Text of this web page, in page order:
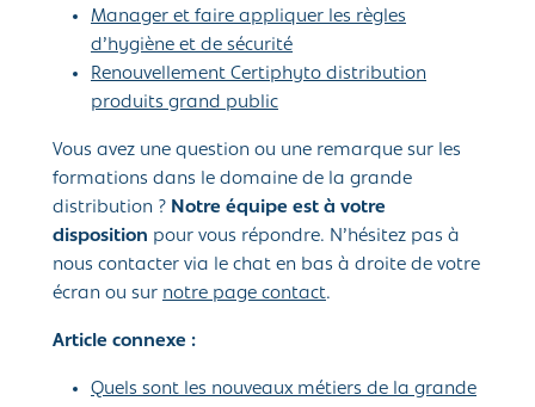
Manager et faire appliquer les règles
d’hygiène et de sécurité
Renouvellement Certiphyto distribution
produits grand public
Vous avez une question ou une remarque sur les
formations dans le domaine de la grande
distribution ? Notre équipe est à votre
disposition pour vous répondre. N’hésitez pas à
nous contacter via le chat en bas à droite de votre
écran ou sur notre page contact.
Article connexe :
Quels sont les nouveaux métiers de la grande